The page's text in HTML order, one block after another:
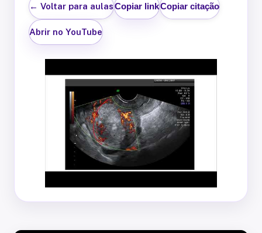
← Voltar para aulasCopiar linkCopiar citação
Abrir no YouTube